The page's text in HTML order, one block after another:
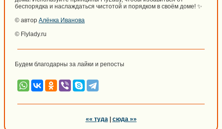
беспорядка и наслаждаться чистотой и порядком в своём доме! ✨
© автор Алёнка Иванова
© Flylady.ru
Будем благодарны за лайки и репосты
«« туда | сюда »»